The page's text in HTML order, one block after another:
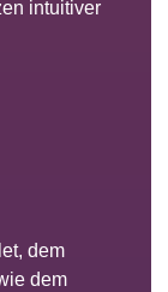
intuitiver
dem
dem